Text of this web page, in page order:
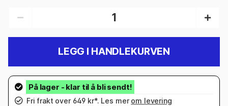
LEGG I HANDLEKURVEN
Fri frakt over 649 kr*. Les mer om levering